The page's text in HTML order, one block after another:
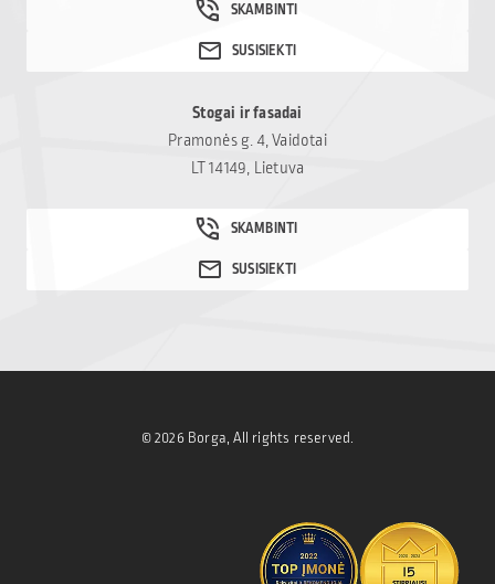
Stogai ir fasadai
Pramonės g. 4, Vaidotai
LT 14149, Lietuva
© 2026 Borga, All rights reserved.